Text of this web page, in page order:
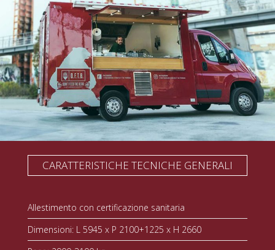
CARATTERISTICHE TECNICHE GENERALI
Allestimento con certificazione sanitaria
Dimensioni: L 5945 x P 2100+1225 x H 2660